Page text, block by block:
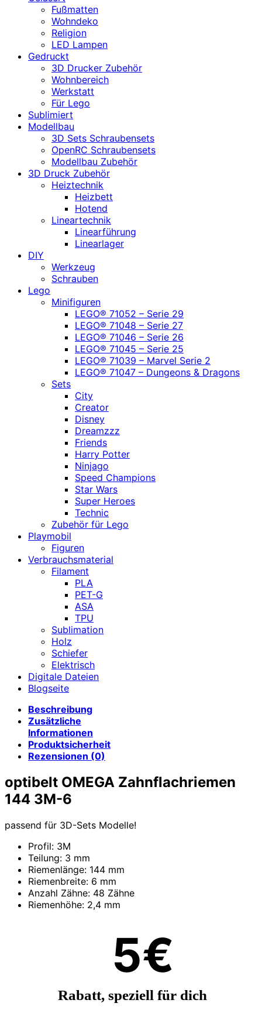
Fußmatten
Wohndeko
Religion
LED Lampen
Gedruckt
3D Drucker Zubehör
Wohnbereich
Werkstatt
Für Lego
Sublimiert
Modellbau
3D Sets Schraubensets
OpenRC Schraubensets
Modellbau Zubehör
3D Druck Zubehör
Heiztechnik
Heizbett
Hotend
Lineartechnik
Linearführung
Linearlager
DIY
Werkzeug
Schrauben
Lego
Minifiguren
LEGO® 71052 – Serie 29
LEGO® 71048 – Serie 27
LEGO® 71046 – Serie 26
LEGO® 71045 – Serie 25
LEGO® 71039 – Marvel Serie 2
LEGO® 71047 – Dungeons & Dragons
Sets
City
Creator
Disney
Dreamzzz
Friends
Harry Potter
Ninjago
Speed Champions
Star Wars
Super Heroes
Technic
Zubehör für Lego
Playmobil
Figuren
Verbrauchsmaterial
Filament
PLA
PET-G
ASA
TPU
Sublimation
Holz
Schiefer
Elektrisch
Digitale Dateien
Blogseite
Beschreibung
Zusätzliche
Informationen
Produktsicherheit
Rezensionen (0)
optibelt OMEGA Zahnflachriemen
144 3M-6
passend für 3D-Sets Modelle!
Profil: 3M
Teilung: 3 mm
Riemenlänge: 144 mm
Riemenbreite: 6 mm
Anzahl Zähne: 48 Zähne
Riemenhöhe: 2,4 mm
5€
Rabatt, speziell für dich